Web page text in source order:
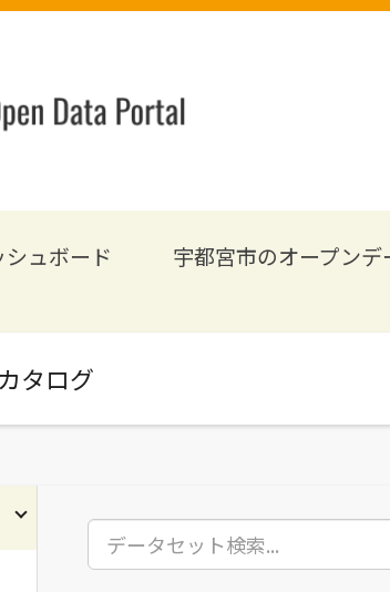
ュボード 宇都宮市のオープンデ